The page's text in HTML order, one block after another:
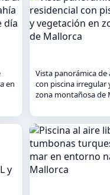
en
Vista panorámica de
con piscina irregular
zona montañosa de